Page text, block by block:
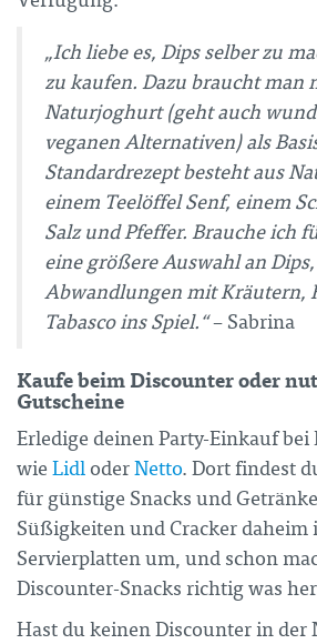
„Ich liebe es, Dips selber zu
zu kaufen. Dazu braucht man
Naturjoghurt (geht auch
veganen Alternativen) als
Standardrezept besteht aus
einem Teelöffel Senf, einem
Salz und Pfeffer. Brauche ich
eine größere Auswahl an
Abwandlungen mit Kräutern,
Tabasco ins Spiel.“– Sabrina
Kaufe beim Discounter oder
Gutscheine
Erledige deinen Party-Einkauf
wie Lidl oderNetto. Dort findest
für günstige Snacks und
Süßigkeiten und Cracker daheim
Servierplatten um, und schon
Discounter-Snacks richtig was
Hast du keinen Discounter in der